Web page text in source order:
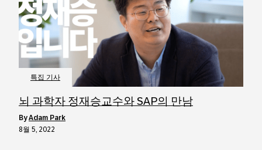
특집 기사
뇌 과학자 정재승교수와 SAP의 만남
byAdam Park
8월 5, 2022